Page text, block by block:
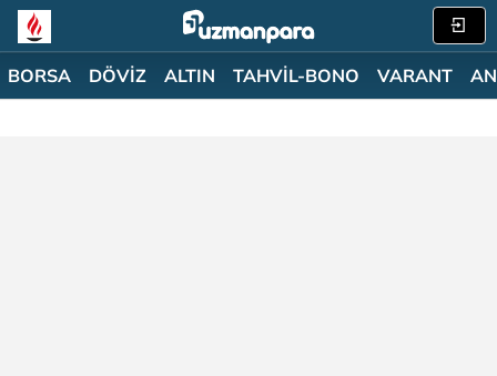
BORSA DÖVİZ ALTIN TAHVİL-BONO VARANT